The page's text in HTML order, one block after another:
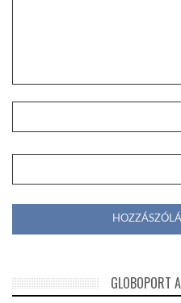
GLOBOPORT